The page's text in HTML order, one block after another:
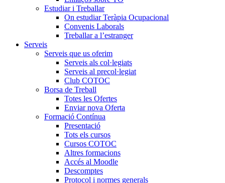
Estudiar i Treballar
On estudiar Teràpia Ocupacional
Convenis Laborals
Treballar a l’estranger
Serveis
Serveis que us oferim
Serveis als col·legiats
Serveis al precol·legiat
Club COTOC
Borsa de Treball
Totes les Ofertes
Enviar nova Oferta
Formació Contínua
Presentació
Tots els cursos
Cursos COTOC
Altres formacions
Accés al Moodle
Descomptes
Protocol i normes generals